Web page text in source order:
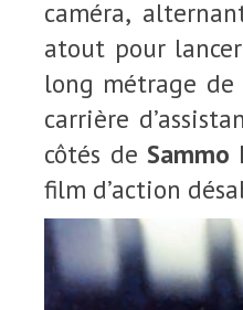
caméra,
atout pour
long métrage de
carrière
côtés deSammo
film d’action